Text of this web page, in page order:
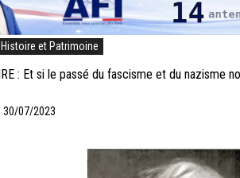
Histoire et Patrimoine
: Et si le passé du fascisme et du nazisme
30/07/2023